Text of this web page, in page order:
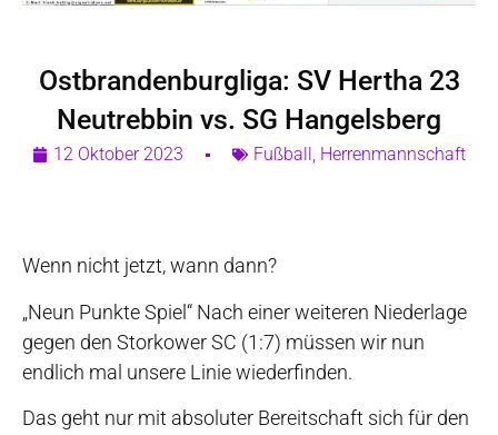
Ostbrandenburgliga: SV Hertha 23
Neutrebbin vs. SG Hangelsberg
12 Oktober 2023 Fußball , Herrenmannschaft
Wenn nicht jetzt, wann dann?
„Neun Punkte Spiel“ Nach einer weiteren Niederlage
gegen den Storkower SC (1:7) müssen wir nun
endlich mal unsere Linie wiederfinden.
Das geht nur mit absoluter Bereitschaft sich für den